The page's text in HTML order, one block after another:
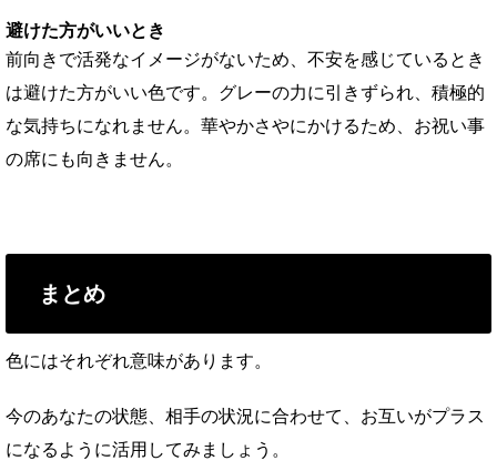
避けた方がいいとき
前向きで活発なイメージがないため、不安を感じているとき
は避けた方がいい色です。グレーの力に引きずられ、積極的
な気持ちになれません。華やかさやにかけるため、お祝い事
の席にも向きません。
まとめ
色にはそれぞれ意味があります。
今のあなたの状態、相手の状況に合わせて、お互いがプラス
になるように活用してみましょう。